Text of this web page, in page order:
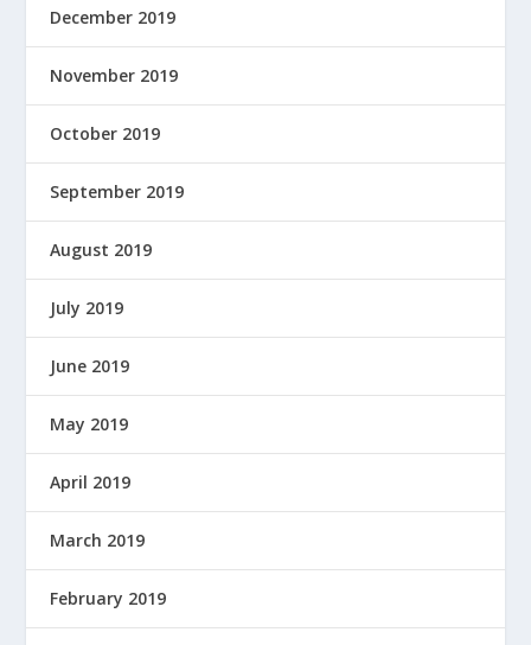
December 2019
November 2019
October 2019
September 2019
August 2019
July 2019
June 2019
May 2019
April 2019
March 2019
February 2019